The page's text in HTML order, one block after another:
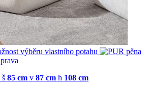
š 85 cm v 87 cm h 108 cm